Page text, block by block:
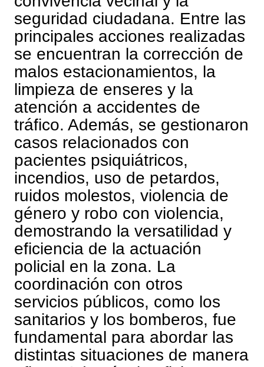
seguridad ciudadana. Entre las
principales acciones realizadas
se encuentran la corrección de
malos estacionamientos, la
limpieza de enseres y la
atención a accidentes de
tráfico. Además, se gestionaron
casos relacionados con
pacientes psiquiátricos,
incendios, uso de petardos,
ruidos molestos, violencia de
género y robo con violencia,
demostrando la versatilidad y
eficiencia de la actuación
policial en la zona. La
coordinación con otros
servicios públicos, como los
sanitarios y los bomberos, fue
fundamental para abordar las
distintas situaciones de manera